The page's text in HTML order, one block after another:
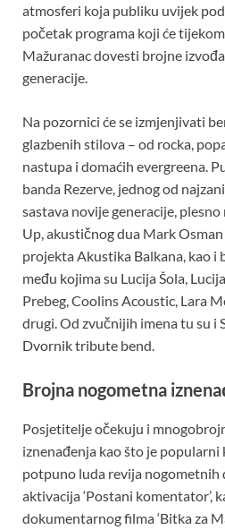
atmosferi koja publiku uvijek
početak programa koji će
Mažuranac dovesti brojne
generacije.
Na pozornici će se izmjenjivati
glazbenih stilova – od rocka,
nastupa i domaćih evergreena.
banda Rezerve, jednog od
sastava novije generacije,
Up, akustičnog dua Mark
projekta Akustika Balkana, kao i
među kojima su Lucija Šola,
Prebeg, Coolins Acoustic, Lara
drugi. Od zvučnijih imena tu su i
Dvornik tribute bend.
Brojna nogometna
Posjetitelje očekuju i
iznenađenja kao što je popularni
potpuno luda revija nogometnih
aktivacija ‘Postani komentator’,
dokumentarnog filma ‘Bitka za